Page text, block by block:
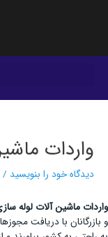
واردات
دیدگاه‌ خود را بنویسید /
واردات ماشین آلات لوله
و بازرگانان با دریافت